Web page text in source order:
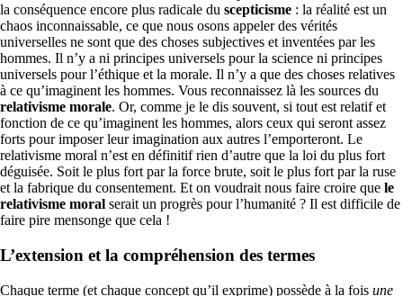
la conséquence encore plus radicale du scepticisme : la réalité est un
chaos inconnaissable, ce que nous osons appeler des vérités
universelles ne sont que des choses subjectives et inventées par les
hommes. Il n’y a ni principes universels pour la science ni principes
universels pour l’éthique et la morale. Il n’y a que des choses relatives
à ce qu’imaginent les hommes. Vous reconnaissez là les sources du
relativisme morale. Or, comme je le dis souvent, si tout est relatif et
fonction de ce qu’imaginent les hommes, alors ceux qui seront assez
forts pour imposer leur imagination aux autres l’emporteront. Le
relativisme moral n’est en définitif rien d’autre que la loi du plus fort
déguisée. Soit le plus fort par la force brute, soit le plus fort par la ruse
et la fabrique du consentement. Et on voudrait nous faire croire que le
relativisme moral serait un progrès pour l’humanité ? Il est difficile de
faire pire mensonge que cela !
L’extension et la compréhension des termes
Chaque terme (et chaque concept qu’il exprime) possède à la fois une